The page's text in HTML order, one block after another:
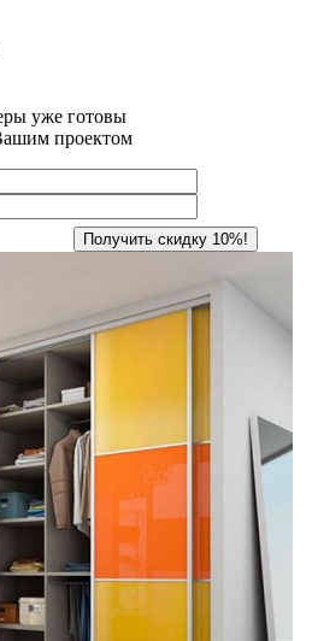
уже готовы
проектом